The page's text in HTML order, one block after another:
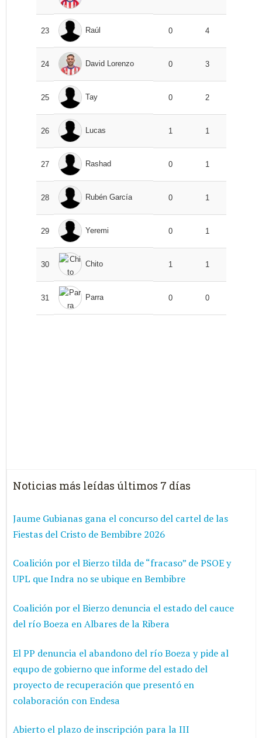
23 Raúl 0 4
24 David Lorenzo 0 3
25 Tay 0 2
26 Lucas 1 1
27 Rashad 0 1
28 Rubén García 0 1
29 Yeremi 0 1
30 Chito 1 1
31 Parra 0 0
Noticias más leídas últimos 7 días
Jaume Gubianas gana el concurso del cartel de las
Fiestas del Cristo de Bembibre 2026
Coalición por el Bierzo tilda de “fracaso” de PSOE y
UPL que Indra no se ubique en Bembibre
Coalición por el Bierzo denuncia el estado del cauce
del río Boeza en Albares de la Ribera
El PP denuncia el abandono del río Boeza y pide al
equpo de gobierno que informe del estado del
proyecto de recuperación que presentó en
colaboración con Endesa
Abierto el plazo de inscripción para la III